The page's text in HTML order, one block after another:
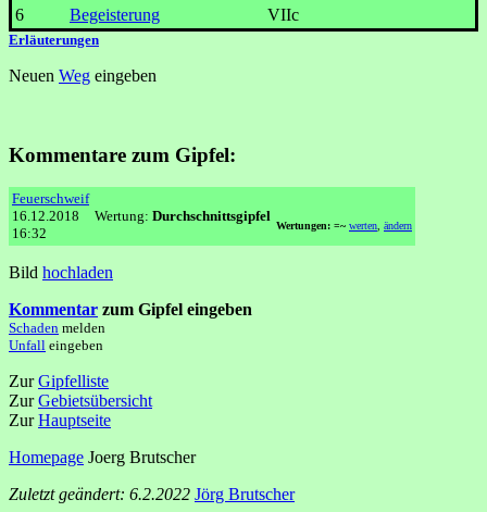
6
Begeisterung VIIc
Erläuterungen
Neuen Weg eingeben
Kommentare zum Gipfel:
Feuerschweif
16.12.2018
16:32
Wertung: Durchschnittsgipfel
Wertungen: =~ werten, ändern
Bild hochladen
Kommentar zum Gipfel eingeben
Schaden melden
Unfall eingeben
ZurGipfelliste
ZurGebietsübersicht
ZurHauptseite
Homepage Joerg Brutscher
Zuletzt geändert: 6.2.2022 Jörg Brutscher